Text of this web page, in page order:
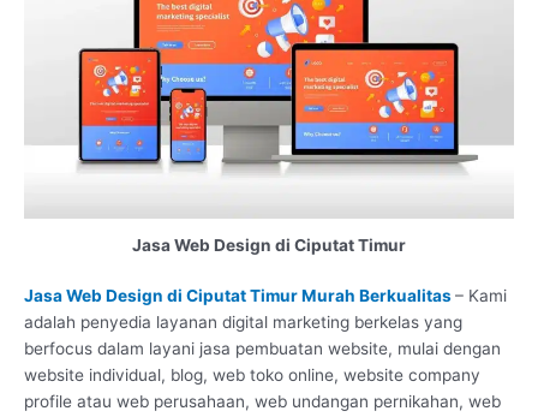
Jasa Web Design di Ciputat Timur
Jasa Web Design di Ciputat Timur Murah Berkualitas– Kami
adalah penyedia layanan digital marketing berkelas yang
berfocus dalam layani jasa pembuatan website, mulai dengan
website individual, blog, web toko online, website company
profile atau web perusahaan, web undangan pernikahan, web